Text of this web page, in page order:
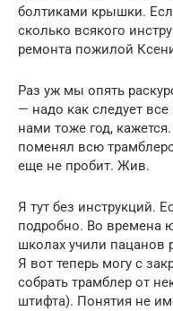
болтиками крышки.
сколько всякого
ремонта пожилой
Раз уж мы опять
— надо как следует
нами тоже год,
поменял всю
еще не пробит. Жив.
Я тут без инструкций.
подробно. Во времена
школах учили пацанов
Я вот теперь могу с
собрать трамблер от
штифта). Понятия не